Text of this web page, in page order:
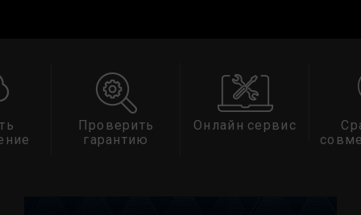
Проверить
гарантию
Онлайн сервис